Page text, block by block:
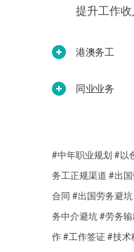
提升工作收
港澳务工
同业业务
#中年职业规划 #以
务工正规渠道 #出国
合同 #出国劳务避坑
务中介避坑#劳务输
作#工作签证#技术